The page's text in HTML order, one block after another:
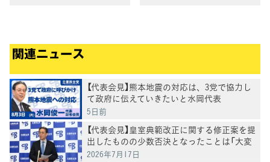
関連ニュース
【代表会見】熊本地震の対応は、3党で協力し
て政府に伝えていきたいと水岡代表
5日前
【代表会見】皇室典範改正に関する修正案を提
出したものの少数否決となったことは「大変
残念」水岡代表
2026年7月17日